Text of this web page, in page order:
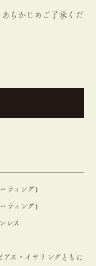
らかじめご了承くだ
ティング)
ティング)
レス
アス・イヤリングともに